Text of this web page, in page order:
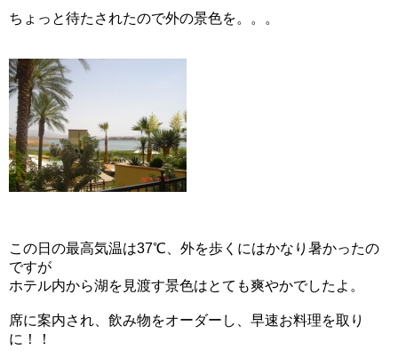
ちょっと待たされたので外の景色を。。。
この日の最高気温は37℃、外を歩くにはかなり暑かったの
ですが
ホテル内から湖を見渡す景色はとても爽やかでしたよ。
席に案内され、飲み物をオーダーし、早速お料理を取り
に！！